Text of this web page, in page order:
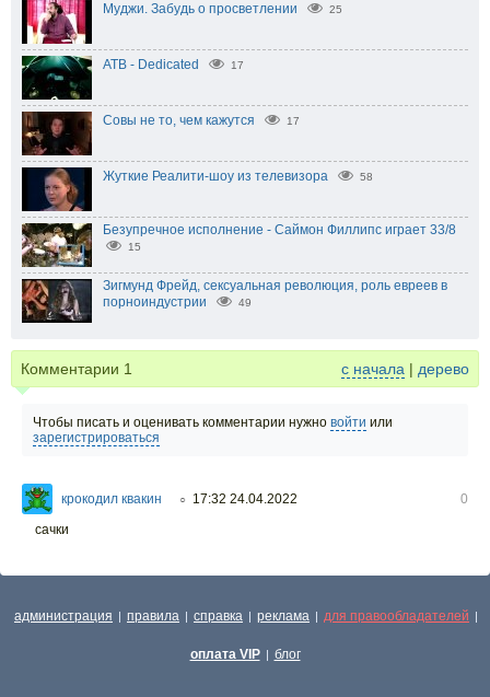
Муджи. Забудь о просветлении 25
ATB - Dedicated 17
Совы не то, чем кажутся 17
Жуткие Реалити-шоу из телевизора 58
Безупречное исполнение - Саймон Филлипс играет 33/8
15
Зигмунд Фрейд, сексуальная революция, роль евреев в
порноиндустрии
49
Комментарии 1 с начала | дерево
Чтобы писать и оценивать комментарии нужно войти или
зарегистрироваться
крокодил квакин ○ 17:32 24.04.2022
0
сачки
администрация | правила | справка | реклама | для правообладателей |
оплата VIP | блог